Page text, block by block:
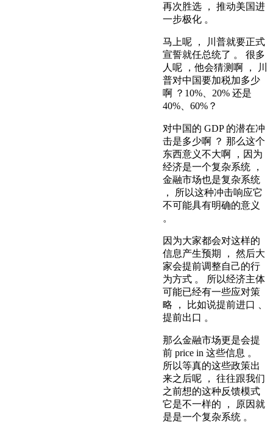
再次胜选 ， 推动美国进
一步极化 。
马上呢 ， 川普就要正式
宣誓就任总统了 。 很多
人呢 ，他会猜测啊 ， 川
普对中国要加税加多少
啊 ？10%、20% 还是
40%、60%？
对中国的 GDP 的潜在冲
击是多少啊 ？ 那么这个
东西意义不大啊 ，因为
经济是一个复杂系统 ，
金融市场也是复杂系统
， 所以这种冲击响应它
不可能具有明确的意义
。
因为大家都会对这样的
信息产生预期 ， 然后大
家会提前调整自己的行
为方式 。 所以经济主体
可能已经有一些应对策
略 ， 比如说提前进口 、
提前出口 。
那么金融市场更是会提
前 price in 这些信息 。
所以等真的这些政策出
来之后呢 ， 往往跟我们
之前想的这种反馈模式
它是不一样的 ， 原因就
是是一个复杂系统 。